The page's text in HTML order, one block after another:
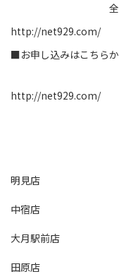
全国宅配ク
http://net929.com/
■お申し込みはこちら
http://net929.com/
明見店
中宿店
大月駅前店
田原店